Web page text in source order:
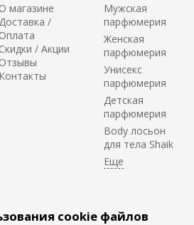
О магазине
Доставка /
Оплата
Скидки / Акции
Отзывы
Контакты
Мужская
парфюмерия
Женская
парфюмерия
Унисекс
парфюмерия
Детская
парфюмерия
Body лосьон
для тела Shaik
cookie файлов